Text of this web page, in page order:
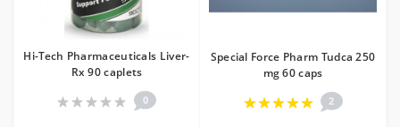
Hi-Tech Pharmaceuticals Liver-
Rx 90 caplets
0
Special Force Pharm Tudca 250
mg 60 caps
2